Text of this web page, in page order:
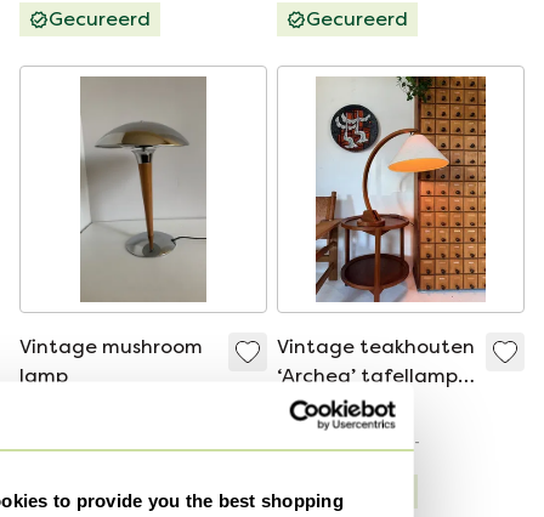
to provide you the best shopping
Gecureerd Gecureerd
Vintage mushroom
lamp
Vintage teakhouten
‘Archea’ tafellamp,
Domus ‘70
€ 450,-
Bied vanaf € 425,-
Gecureerd